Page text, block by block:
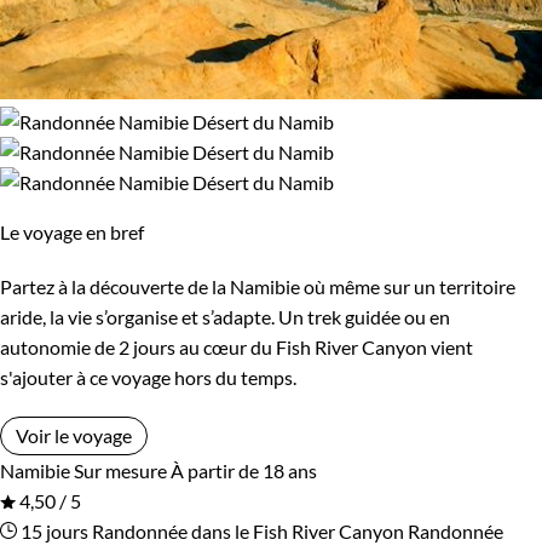
Le voyage en bref
Partez à la découverte de la Namibie où même sur un territoire
aride, la vie s’organise et s’adapte. Un trek guidée ou en
autonomie de 2 jours au cœur du Fish River Canyon vient
s'ajouter à ce voyage hors du temps.
Voir le voyage
Namibie Sur mesure À partir de 18 ans
4,50 / 5
15 jours Randonnée dans le Fish River Canyon Randonnée